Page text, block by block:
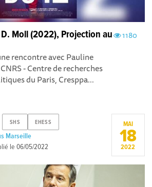
1180
Moll (2022), Projection au
rencontre avec Pauline
- Centre de recherches
du Paris, Cresppa...
SHS EHESS
Marseille
le06/05/2022
MAI
18
2022